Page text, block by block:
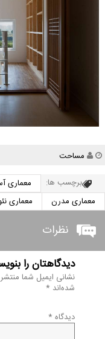
نویسنده
مساحت
برچسب ها: معماری
معماری مدرن
معماری
نظرات
دیدگاهتان را
نشانی ایمیل شما
شده‌اند *
دیدگاه *